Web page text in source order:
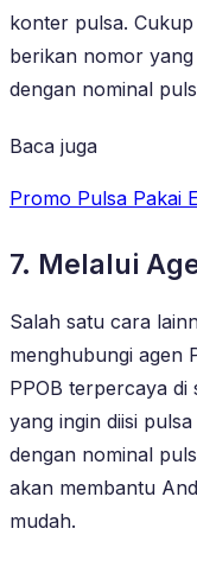
konter pulsa.
berikan nomor
dengan nominal
Baca juga
Promo Pulsa Pakai
7. Melalui
Salah satu cara
menghubungi agen
PPOB terpercaya
yang ingin diisi
dengan nominal
akan membantu
mudah.